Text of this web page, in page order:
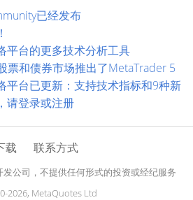
已经发布
平台的更多技术分析工具
票和债券市场推出了MetaTrader 5
平台已更新：支持技术指标和9种新
请登录或注册
载 联系方式
公司，不提供任何形式的投资或经纪服务
2026, MetaQuotes Ltd